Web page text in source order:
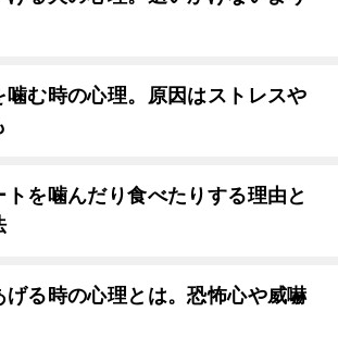
噛む時の心理。原因はストレスや
トを噛んだり食べたりする理由と
げる時の心理とは。恐怖心や威嚇